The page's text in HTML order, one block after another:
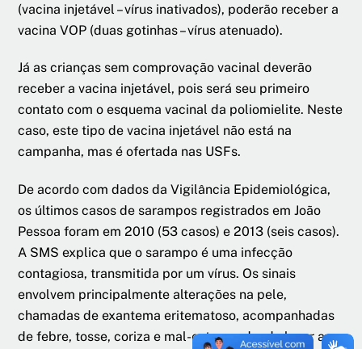
(vacina injetável – vírus inativados), poderão receber a
vacina VOP (duas gotinhas – vírus atenuado).
Já as crianças sem comprovação vacinal deverão
receber a vacina injetável, pois será seu primeiro
contato com o esquema vacinal da poliomielite. Neste
caso, este tipo de vacina injetável não está na
campanha, mas é ofertada nas USFs.
De acordo com dados da Vigilância Epidemiológica,
os últimos casos de sarampos registrados em João
Pessoa foram em 2010 (53 casos) e 2013 (seis casos).
A SMS explica que o sarampo é uma infecção
contagiosa, transmitida por um vírus. Os sinais
envolvem principalmente alterações na pele,
chamadas de exantema eritematoso, acompanhadas
de febre, tosse, coriza e mal-estar, podendo levar a